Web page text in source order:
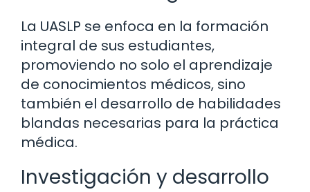
La UASLP se enfoca en la formación
integral de sus estudiantes,
promoviendo no solo el aprendizaje
de conocimientos médicos, sino
también el desarrollo de habilidades
blandas necesarias para la práctica
médica.
Investigación y desarrollo